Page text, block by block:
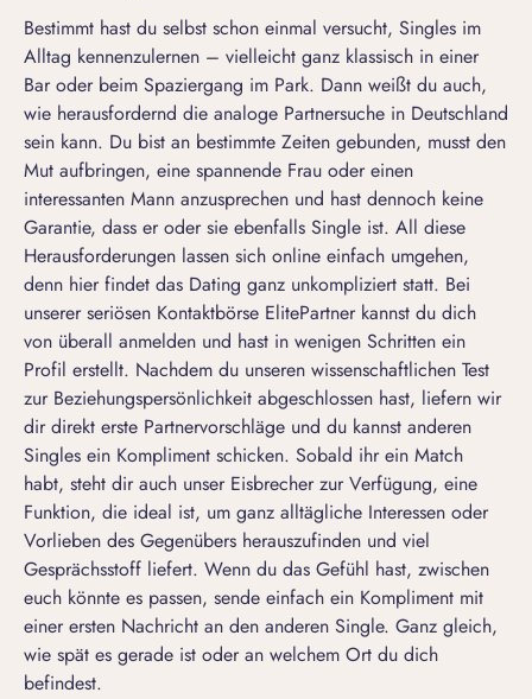
Bestimmt hast du selbst schon einmal versucht, Singles im
Alltag kennenzulernen – vielleicht ganz klassisch in einer
Bar oder beim Spaziergang im Park. Dann weißt du auch,
wie herausfordernd die analoge Partnersuche in Deutschland
sein kann. Du bist an bestimmte Zeiten gebunden, musst den
Mut aufbringen, eine spannende Frau oder einen
interessanten Mann anzusprechen und hast dennoch keine
Garantie, dass er oder sie ebenfalls Single ist. All diese
Herausforderungen lassen sich online einfach umgehen,
denn hier findet das Dating ganz unkompliziert statt. Bei
unserer seriösen Kontaktbörse ElitePartner kannst du dich
von überall anmelden und hast in wenigen Schritten ein
Profil erstellt. Nachdem du unseren wissenschaftlichen Test
zur Beziehungspersönlichkeit abgeschlossen hast, liefern wir
dir direkt erste Partnervorschläge und du kannst anderen
Singles ein Kompliment schicken. Sobald ihr ein Match
habt, steht dir auch unser Eisbrecher zur Verfügung, eine
Funktion, die ideal ist, um ganz alltägliche Interessen oder
Vorlieben des Gegenübers herauszufinden und viel
Gesprächsstoff liefert. Wenn du das Gefühl hast, zwischen
euch könnte es passen, sende einfach ein Kompliment mit
einer ersten Nachricht an den anderen Single. Ganz gleich,
wie spät es gerade ist oder an welchem Ort du dich
befindest.